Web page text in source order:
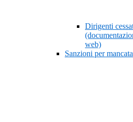
Dirigenti
web)
Sanzioni per